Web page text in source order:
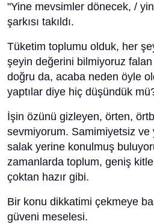
"Yine mevsimler dönecek, /
şarkısı takıldı.
Tüketim toplumu olduk, her
şeyin değerini bilmiyoruz
doğru da, acaba neden öyle
yaptılar diye hiç düşündük
İşin özünü gizleyen, örten,
sevmiyorum. Samimiyetsiz ve
salak yerine konulmuş
zamanlarda toplum, geniş
çoktan hazır gibi.
Bir konu dikkatimi çekmeye
güveni meselesi.